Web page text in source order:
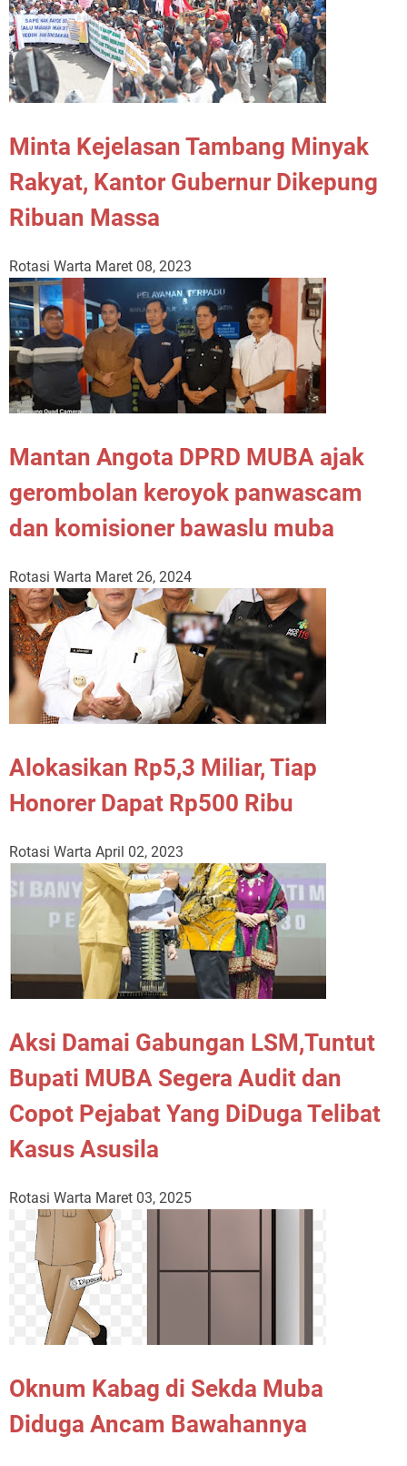
Minta Kejelasan Tambang Minyak
Rakyat, Kantor Gubernur Dikepung
Ribuan Massa
Rotasi Warta Maret 08, 2023
Mantan Angota DPRD MUBA ajak
gerombolan keroyok panwascam
dan komisioner bawaslu muba
Rotasi Warta Maret 26, 2024
Alokasikan Rp5,3 Miliar, Tiap
Honorer Dapat Rp500 Ribu
Rotasi Warta April 02, 2023
Aksi Damai Gabungan LSM,Tuntut
Bupati MUBA Segera Audit dan
Copot Pejabat Yang DiDuga Telibat
Kasus Asusila
Rotasi Warta Maret 03, 2025
Oknum Kabag di Sekda Muba
Diduga Ancam Bawahannya